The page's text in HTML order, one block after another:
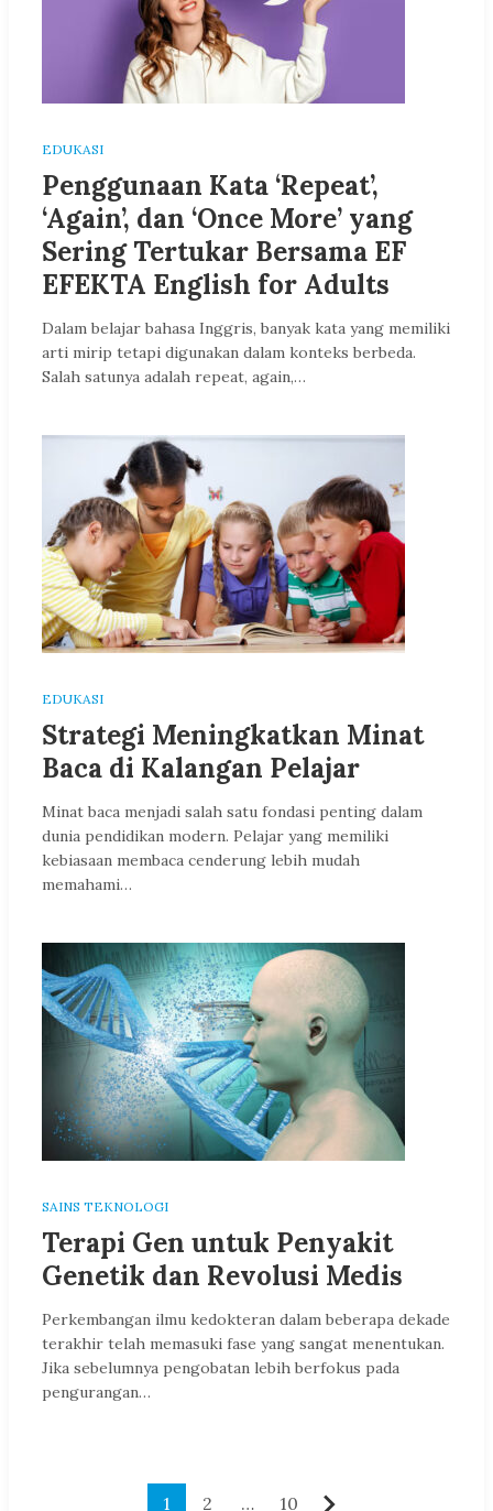
EDUKASI
Penggunaan Kata ‘Repeat’,
‘Again’, dan ‘Once More’ yang
Sering Tertukar Bersama EF
EFEKTA English for Adults
Dalam belajar bahasa Inggris, banyak kata yang memiliki
arti mirip tetapi digunakan dalam konteks berbeda.
Salah satunya adalah repeat, again,…
EDUKASI
Strategi Meningkatkan Minat
Baca di Kalangan Pelajar
Minat baca menjadi salah satu fondasi penting dalam
dunia pendidikan modern. Pelajar yang memiliki
kebiasaan membaca cenderung lebih mudah
memahami…
SAINS TEKNOLOGI
Terapi Gen untuk Penyakit
Genetik dan Revolusi Medis
Perkembangan ilmu kedokteran dalam beberapa dekade
terakhir telah memasuki fase yang sangat menentukan.
Jika sebelumnya pengobatan lebih berfokus pada
pengurangan…
1 2 … 10